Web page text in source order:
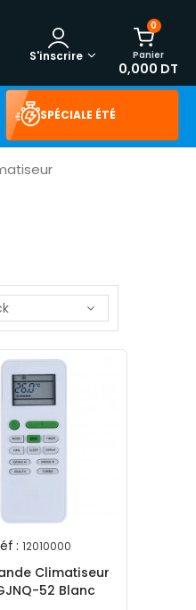
0
Panier
0,000 DT
S'inscrire
SPÉCIALE ÉTÉ
: 12010000
Climatiseur
52 Blanc